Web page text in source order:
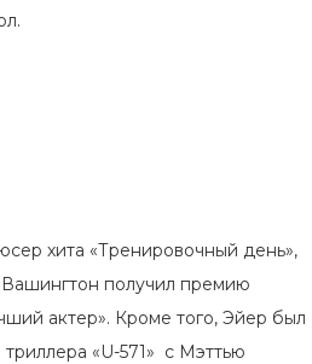
хита «Тренировочный день»,
получил премию
актер». Кроме того, Эйер был
«U-571» с Мэттью